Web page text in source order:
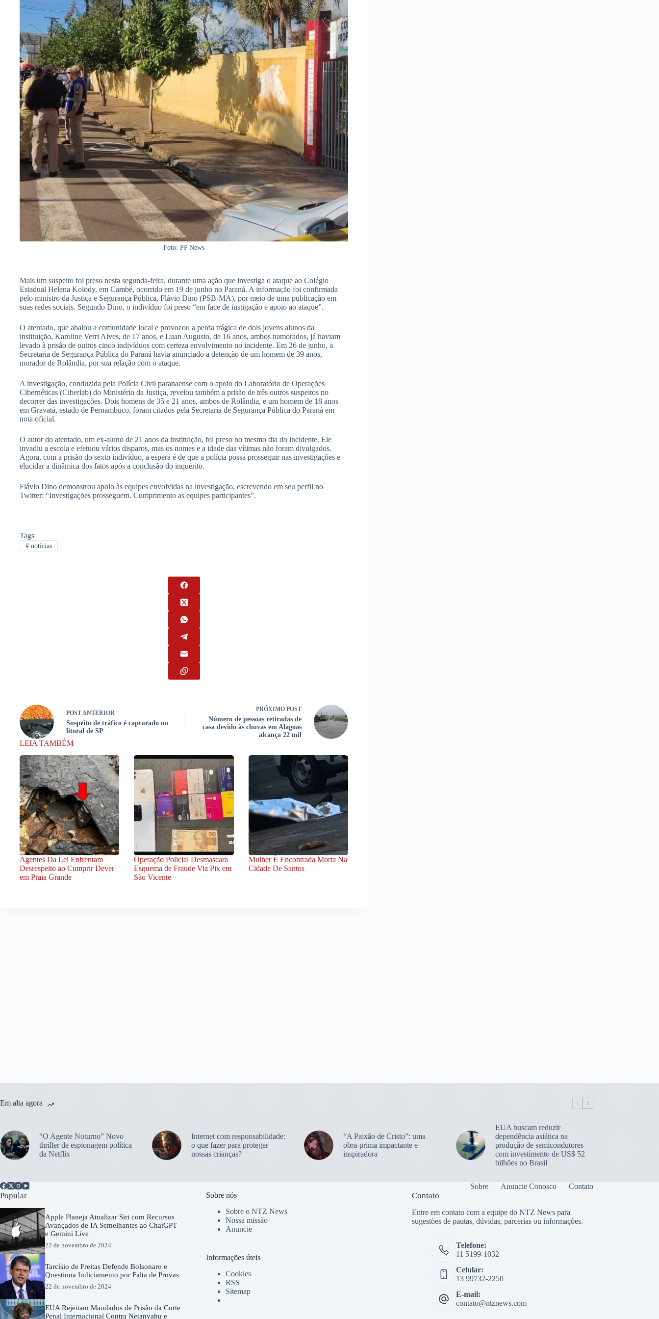
Foto: PP News
Mais um suspeito foi preso nesta segunda-feira, durante uma ação que investiga o ataque ao Colégio
Estadual Helena Kolody, em Cambé, ocorrido em 19 de junho no Paraná. A informação foi confirmada
pelo ministro da Justiça e Segurança Pública, Flávio Dino (PSB-MA), por meio de uma publicação em
suas redes sociais. Segundo Dino, o indivíduo foi preso “em face de instigação e apoio ao ataque”.
O atentado, que abalou a comunidade local e provocou a perda trágica de dois jovens alunos da
instituição, Karoline Verri Alves, de 17 anos, e Luan Augusto, de 16 anos, ambos namorados, já haviam
levado à prisão de outros cinco indivíduos com certeza envolvimento no incidente. Em 26 de junho, a
Secretaria de Segurança Pública do Paraná havia anunciado a detenção de um homem de 39 anos,
morador de Rolândia, por sua relação com o ataque.
A investigação, conduzida pela Polícia Civil paranaense com o apoio do Laboratório de Operações
Cibernéticas (Ciberlab) do Ministério da Justiça, revelou também a prisão de três outros suspeitos no
decorrer das investigações. Dois homens de 35 e 21 anos, ambos de Rolândia, e um homem de 18 anos
em Gravatá, estado de Pernambuco, foram citados pela Secretaria de Segurança Pública do Paraná em
nota oficial.
O autor do atentado, um ex-aluno de 21 anos da instituição, foi preso no mesmo dia do incidente. Ele
invadiu a escola e efetuou vários disparos, mas os nomes e a idade das vítimas não foram divulgados.
Agora, com a prisão do sexto indivíduo, a espera é de que a polícia possa prosseguir nas investigações e
elucidar a dinâmica dos fatos após a conclusão do inquérito.
Flávio Dino demonstrou apoio às equipes envolvidas na investigação, escrevendo em seu perfil no
Twitter: “Investigações prosseguem. Cumprimento as equipes participantes”.
Tags
#notícias
POSTANTERIOR
Suspeito de tráfico é capturado no
litoral de SP
PRÓXIMO POST
Número de pessoas retiradas de
casa devido às chuvas em Alagoas
alcança 22 mil
LEIA TAMBÉM
Agentes Da Lei Enfrentam
Desrespeito ao Cumprir Dever
em Praia Grande
Operação Policial Desmascara
Esquema de Fraude Via Pix em
São Vicente
Mulher É Encontrada Morta Na
Cidade De Santos
Em alta agora
“O Agente Noturno” Novo
thriller de espionagem política
da Netflix
Internet com responsabilidade:
o que fazer para proteger
nossas crianças?
“A Paixão de Cristo”: uma
obra-prima impactante e
inspiradora
EUA buscam reduzir
dependência asiática na
produção de semicondutores
com investimento de US$ 52
bilhões no Brasil
Sobre Anuncie Conosco Contato
Popular
Apple Planeja Atualizar Siri com Recursos
Avançados de IA Semelhantes ao ChatGPT
e Gemini Live
22 de novembro de 2024
Tarcísio de Freitas Defende Bolsonaro e
Questiona Indiciamento por Falta de Provas
22 de novembro de 2024
EUA Rejeitam Mandados de Prisão da Corte
Penal Internacional Contra Netanyahu e
Sobre nós
Sobre o NTZ News
Nossa missão
Anuncie
Informações úteis
Cookies
RSS
Sitemap
Contato
Entre em contato com a equipe do NTZ News para
sugestões de pautas, dúvidas, parcerias ou informações.
Telefone:
11 5199-1032
Celular:
13 99732-2250
E-mail:
contato@ntznews.com